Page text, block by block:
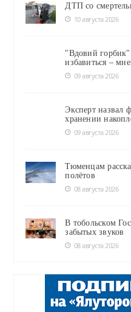
ДТП со
10 августа 2026
"Вдовий
избавиться –
09 августа 2026
Эксперт назвал
хранении
09 августа 2026
Тюменцам
полётов
08 августа 2026
В тобольском
забытых звуков
08 августа 2026